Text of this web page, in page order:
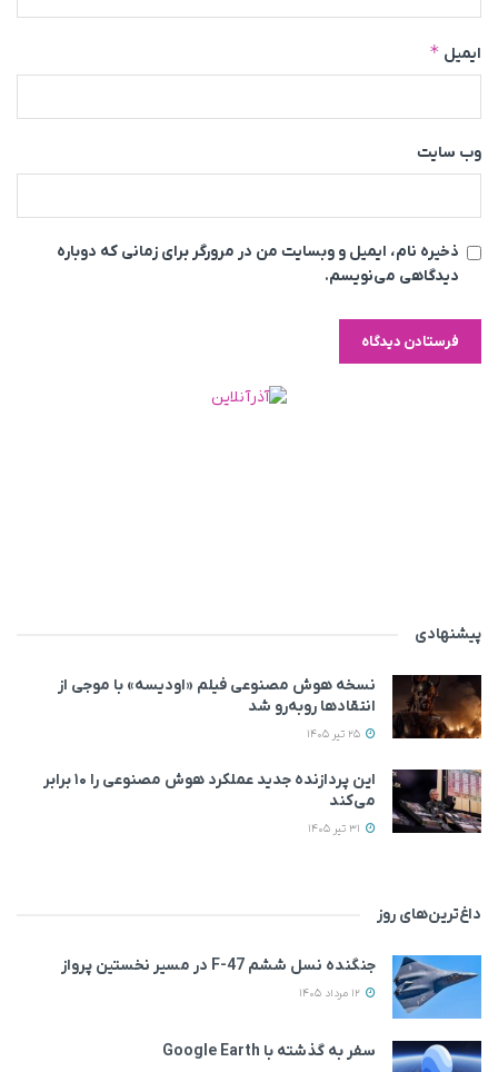
ایمیل *
وب‌ سایت
ذخیره نام، ایمیل و وبسایت من در مرورگر برای زمانی که دوباره
دیدگاهی می‌نویسم.
پیشنهادی
نسخه هوش مصنوعی فیلم «اودیسه» با موجی از
انتقادها روبه‌رو شد
این پردازنده جدید عملکرد هوش مصنوعی را ۱۰ برابر
می‌کند
داغ‌ترین‌های روز
جنگنده نسل ششم F-47 در مسیر نخستین پرواز
سفر به گذشته با Google Earth